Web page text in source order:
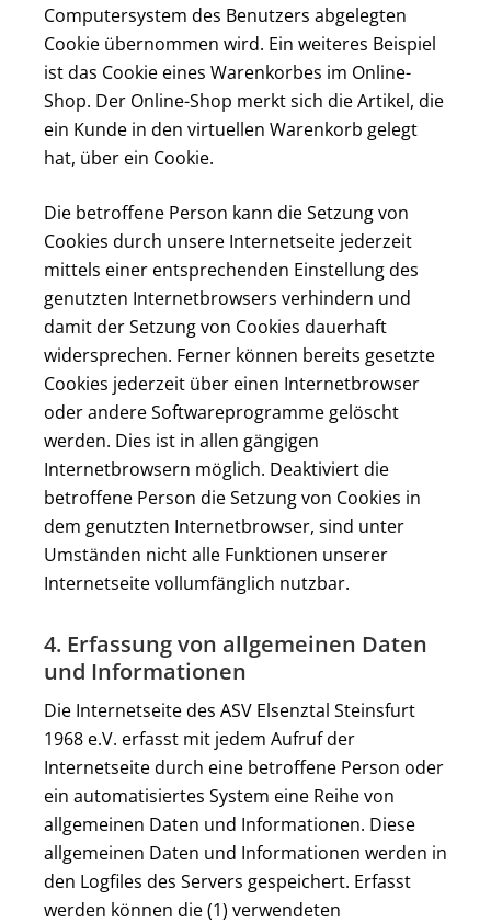
Computersystem des Benutzers abgelegten
Cookie übernommen wird. Ein weiteres Beispiel
ist das Cookie eines Warenkorbes im Online-
Shop. Der Online-Shop merkt sich die Artikel, die
ein Kunde in den virtuellen Warenkorb gelegt
hat, über ein Cookie.
Die betroffene Person kann die Setzung von
Cookies durch unsere Internetseite jederzeit
mittels einer entsprechenden Einstellung des
genutzten Internetbrowsers verhindern und
damit der Setzung von Cookies dauerhaft
widersprechen. Ferner können bereits gesetzte
Cookies jederzeit über einen Internetbrowser
oder andere Softwareprogramme gelöscht
werden. Dies ist in allen gängigen
Internetbrowsern möglich. Deaktiviert die
betroffene Person die Setzung von Cookies in
dem genutzten Internetbrowser, sind unter
Umständen nicht alle Funktionen unserer
Internetseite vollumfänglich nutzbar.
4. Erfassung von allgemeinen Daten
und Informationen
Die Internetseite des ASV Elsenztal Steinsfurt
1968 e.V. erfasst mit jedem Aufruf der
Internetseite durch eine betroffene Person oder
ein automatisiertes System eine Reihe von
allgemeinen Daten und Informationen. Diese
allgemeinen Daten und Informationen werden in
den Logfiles des Servers gespeichert. Erfasst
werden können die (1) verwendeten